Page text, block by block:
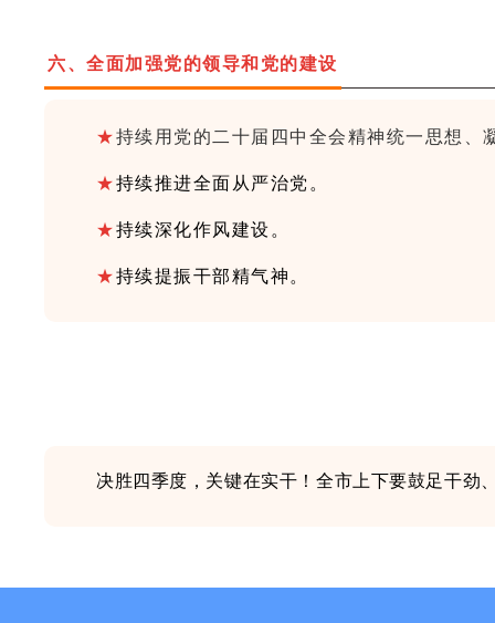
六、 全面加强党的领导和党的建设
★持续用党的二十届四中全会精神统一思想、
★持续推进全面从严治党。
★持续深化作风建设。
★持续提振干部精气神。
决胜四季度，关键在实干 ！ 全市上下要鼓足干劲